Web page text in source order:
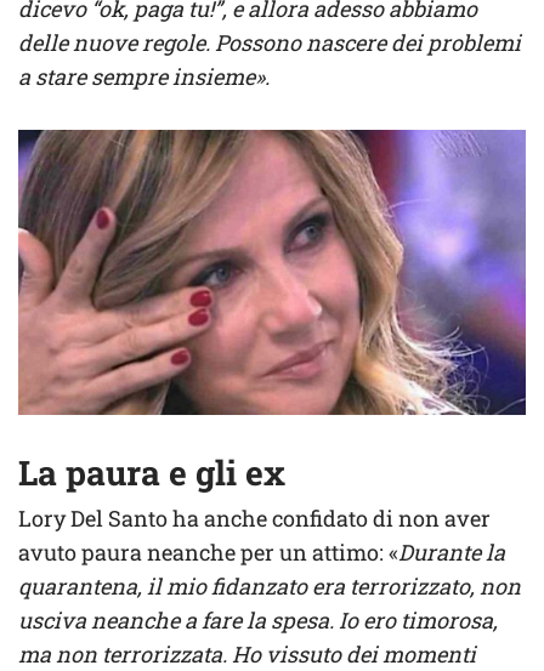
dicevo “ok, paga tu!”, e allora adesso abbiamo
delle nuove regole. Possono nascere dei problemi
a stare sempre insieme».
La paura e gli ex
Lory Del Santo ha anche confidato di non aver
avuto paura neanche per un attimo: «Durante la
quarantena, il mio fidanzato era terrorizzato, non
usciva neanche a fare la spesa. Io ero timorosa,
ma non terrorizzata. Ho vissuto dei momenti